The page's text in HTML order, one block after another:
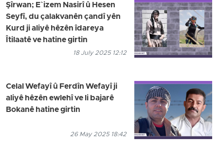
Şîrwan; E`izem Nasirî û Hesen
Seyfî, du çalakvanên çandî yên
Kurd ji aliyê hêzên îdareya
Îtilaatê ve hatine girtin
18 July 2025 12:12
Celal Wefayî û Ferdîn Wefayî ji
aliyê hêzên ewlehî ve li bajarê
Bokanê hatine girtin
26 May 2025 18:42